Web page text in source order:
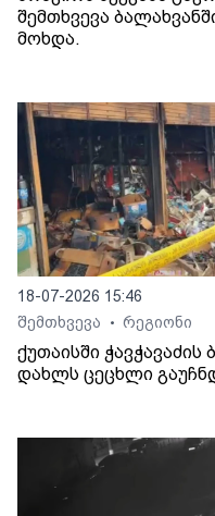
შემთხვევა
მოხდა.
18-07-2026 15:46
შემთხვევა
• რეგიონი
ქუთაისში ჭავჭავაძის
დახლს ცეცხლი